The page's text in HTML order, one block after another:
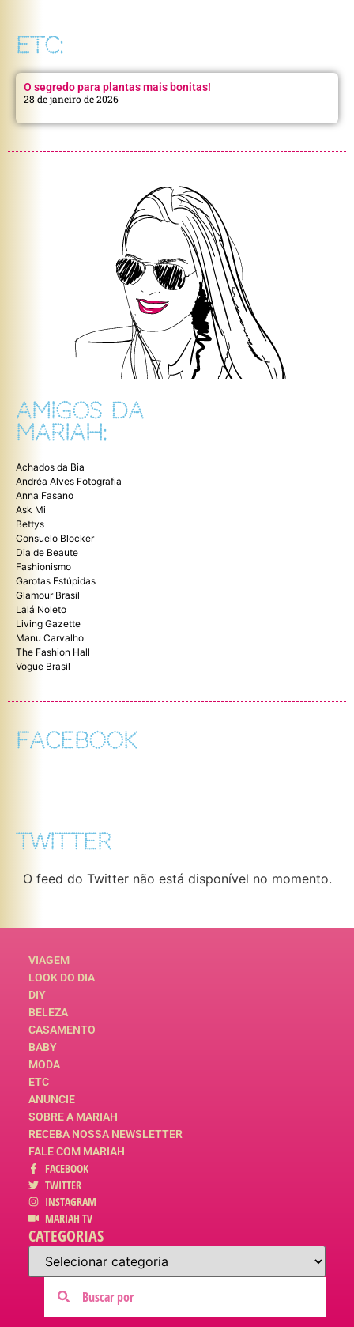
ETC:
O segredo para plantas mais bonitas!
28 de janeiro de 2026
AMIGOS DA
MARIAH:
Achados da Bia
Andréa Alves Fotografia
Anna Fasano
Ask Mi
Bettys
Consuelo Blocker
Dia de Beaute
Fashionismo
Garotas Estúpidas
Glamour Brasil
Lalá Noleto
Living Gazette
Manu Carvalho
The Fashion Hall
Vogue Brasil
FACEBOOK
TWITTER
O feed do Twitter não está disponível no momento.
VIAGEM
LOOK DO DIA
DIY
BELEZA
CASAMENTO
BABY
MODA
ETC
ANUNCIE
SOBRE A MARIAH
RECEBA NOSSA NEWSLETTER
FALE COM MARIAH
FACEBOOK
TWITTER
INSTAGRAM
MARIAH TV
CATEGORIAS